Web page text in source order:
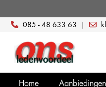
085 - 48 633 63
Home Aanbiedingen